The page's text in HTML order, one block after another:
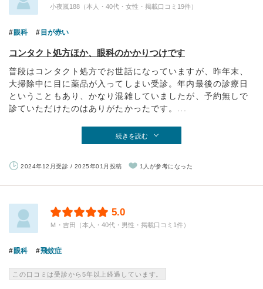
小夜嵐188（本人・40代・女性・掲載口コミ19件）
眼科 目が赤い
コンタクト処方ほか、眼科のかかりつけです
普段はコンタクト処方でお世話になっていますが、昨年末、
大掃除中に目に薬品が入ってしまい受診。年内最後の診療日
ということもあり、かなり混雑していましたが、予約無しで
診ていただけたのはありがたかったです。...
続きを読む
2024年12月受診 / 2025年01月投稿 1人が参考になった
5.0
Ｍ・吉田（本人・40代・男性・掲載口コミ1件）
眼科 飛蚊症
この口コミは受診から5年以上経過しています。